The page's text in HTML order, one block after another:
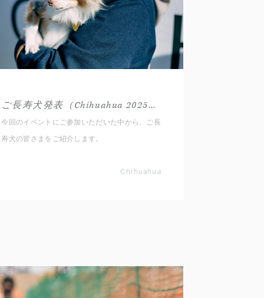
ご長寿犬発表（Chihuahua 2025秋）
今回のイベントにご参加いただいた中から、ご長
寿犬の皆さまをご紹介します。
Chihuahua